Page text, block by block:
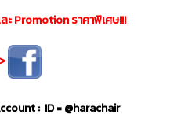
ะ Promotion ราคาพิเศษ!!!
: ID = @harachair